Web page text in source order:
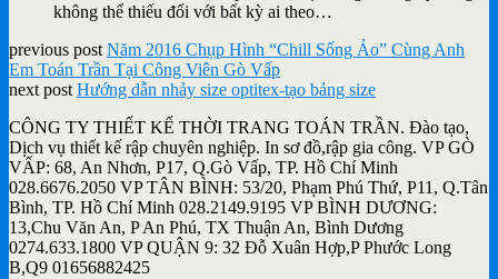
không thể thiếu đối với bất kỳ ai theo…
previous post Năm 2016 Chụp Hình “Chill Sống Ảo” Cùng Anh
Em Toán Trần Tại Công Viên Gò Vấp
next post Hướng dẫn nhảy size optitex-tạo bảng size
CÔNG TY THIẾT KẾ THỜI TRANG TOÁN TRẦN. Đào tạo,
Dịch vụ thiết kế rập chuyên nghiệp. In sơ đồ,rập gia công. VP GÒ
VẤP: 68, An Nhơn, P17, Q.Gò Vấp, TP. Hồ Chí Minh
028.6676.2050 VP TÂN BÌNH: 53/20, Phạm Phú Thứ, P11, Q.Tân
Bình, TP. Hồ Chí Minh 028.2149.9195 VP BÌNH DƯƠNG:
13,Chu Văn An, P An Phú, TX Thuận An, Bình Dương
0274.633.1800 VP QUẬN 9: 32 Đỗ Xuân Hợp,P Phước Long
B,Q9 01656882425